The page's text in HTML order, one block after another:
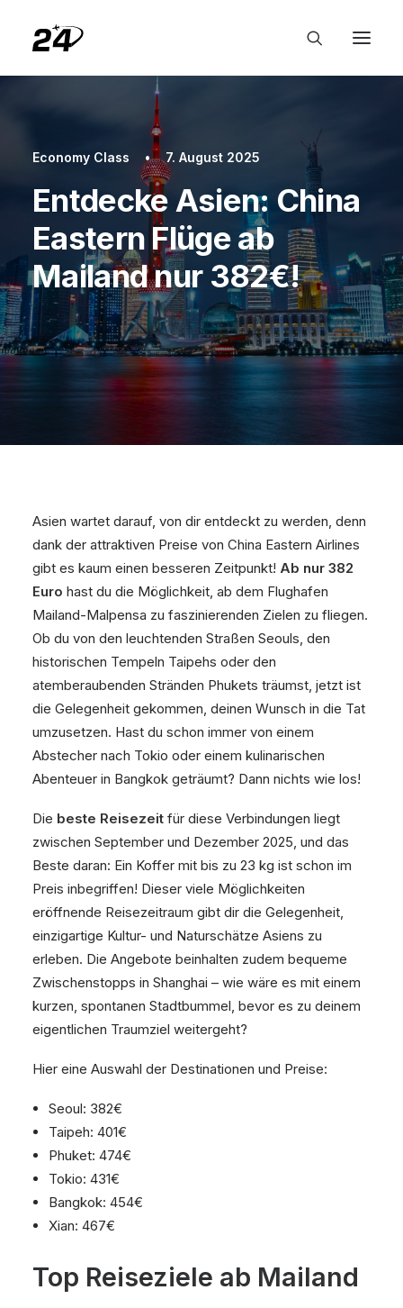
Economy Class • 7. August 2025
Entdecke Asien: China
Eastern Flüge ab
Mailand nur 382€!
Asien wartet darauf, von dir entdeckt zu werden, denn
dank der attraktiven Preise von China Eastern Airlines
gibt es kaum einen besseren Zeitpunkt! Ab nur 382
Euro hast du die Möglichkeit, ab dem Flughafen
Mailand-Malpensa zu faszinierenden Zielen zu fliegen.
Ob du von den leuchtenden Straßen Seouls, den
historischen Tempeln Taipehs oder den
atemberaubenden Stränden Phukets träumst, jetzt ist
die Gelegenheit gekommen, deinen Wunsch in die Tat
umzusetzen. Hast du schon immer von einem
Abstecher nach Tokio oder einem kulinarischen
Abenteuer in Bangkok geträumt? Dann nichts wie los!
Die beste Reisezeit für diese Verbindungen liegt
zwischen September und Dezember 2025, und das
Beste daran: Ein Koffer mit bis zu 23 kg ist schon im
Preis inbegriffen! Dieser viele Möglichkeiten
eröffnende Reisezeitraum gibt dir die Gelegenheit,
einzigartige Kultur- und Naturschätze Asiens zu
erleben. Die Angebote beinhalten zudem bequeme
Zwischenstopps in Shanghai – wie wäre es mit einem
kurzen, spontanen Stadtbummel, bevor es zu deinem
eigentlichen Traumziel weitergeht?
Hier eine Auswahl der Destinationen und Preise:
Seoul: 382€
Taipeh: 401€
Phuket: 474€
Tokio: 431€
Bangkok: 454€
Xian: 467€
Top Reiseziele ab Mailand